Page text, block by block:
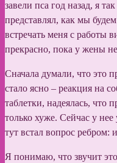
завели пса год назад, я
представлял, как мы
встречать меня с работы
прекрасно, пока у жены не
Сначала думали, что это
стало ясно – реакция на
таблетки, надеялась, что
только хуже. Сейчас у нее
тут встал вопрос ребром:
Я понимаю, что звучит